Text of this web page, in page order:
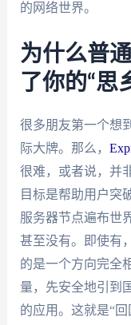
的网络世界。
为什么普
了你的“思
很多朋友第一个想
际大牌。那么，
很难，或者说，并
目标是帮助用户突
服务器节点遍布世
甚至没有。即使有
的是一个方向完全
量，先安全地引到
的应用。这就是“